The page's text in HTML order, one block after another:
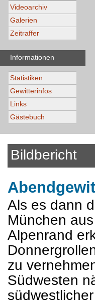
Videoarchiv
Galerien
Zeitraffer
Informationen
Statistiken
Gewitterinfos
Links
Gästebuch
Bildbericht
Als es dann
München
Alpenrand
zu
Südwesten